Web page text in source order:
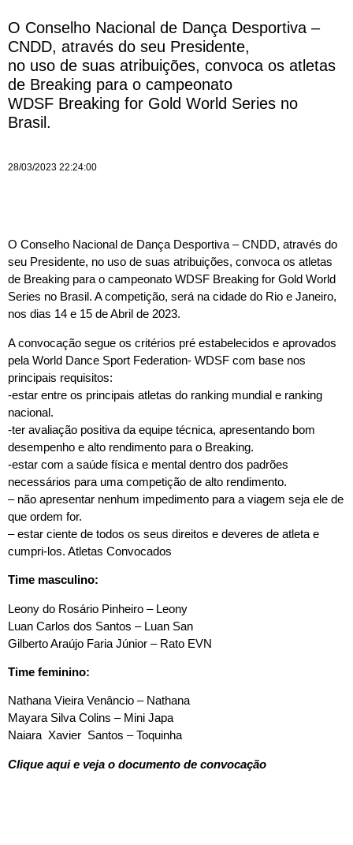
O Conselho Nacional de Dança Desportiva –
CNDD, através do seu Presidente,
no uso de suas atribuições, convoca os atletas
de Breaking para o campeonato
WDSF Breaking for Gold World Series no
Brasil.
28/03/2023 22:24:00
O Conselho Nacional de Dança Desportiva – CNDD, através do
seu Presidente, no uso de suas atribuições, convoca os atletas
de Breaking para o campeonato WDSF Breaking for Gold World
Series no Brasil. A competição, será na cidade do Rio e Janeiro,
nos dias 14 e 15 de Abril de 2023.
A convocação segue os critérios pré estabelecidos e aprovados
pela World Dance Sport Federation- WDSF com base nos
principais requisitos:
-estar entre os principais atletas do ranking mundial e ranking
nacional.
-ter avaliação positiva da equipe técnica, apresentando bom
desempenho e alto rendimento para o Breaking.
-estar com a saúde física e mental dentro dos padrões
necessários para uma competição de alto rendimento.
– não apresentar nenhum impedimento para a viagem seja ele de
que ordem for.
– estar ciente de todos os seus direitos e deveres de atleta e
cumpri-los. Atletas Convocados
Time masculino:
Leony do Rosário Pinheiro – Leony
Luan Carlos dos Santos – Luan San
Gilberto Araújo Faria Júnior – Rato EVN
Time feminino:
Nathana Vieira Venâncio – Nathana
Mayara Silva Colins – Mini Japa
Naiara Xavier Santos – Toquinha
Clique aqui e veja o documento de convocação